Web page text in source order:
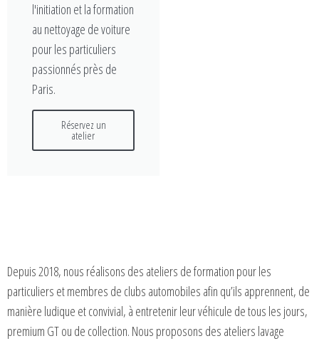
l'initiation et la formation
au nettoyage de voiture
pour les particuliers
passionnés près de
Paris.
Réservez un
atelier
Depuis 2018, nous réalisons des ateliers de formation pour les
particuliers et membres de clubs automobiles afin qu’ils apprennent, de
manière ludique et convivial, à entretenir leur véhicule de tous les jours,
premium GT ou de collection. Nous proposons des ateliers lavage